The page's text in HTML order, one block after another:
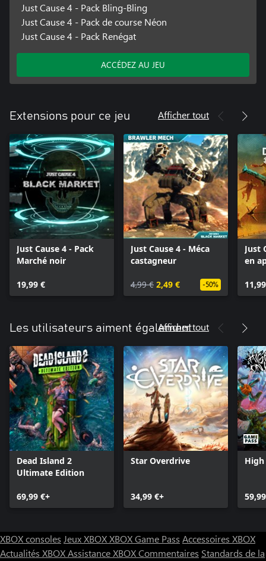
Just Cause 4 - Pack Bling-Bling
Just Cause 4 - Pack de course Néon
Just Cause 4 - Pack Renégat
ACCÉDEZ AU JEU
Extensions pour ce jeu Afficher tout
Just Cause 4 - Pack
Marché noir
19,99 €
Just Cause 4 - Méca
castagneur
4,99 € 2,49 € -50%
Just
en
Les utilisateurs aiment également
Afficher tout
Dead Island 2
Ultimate Edition
69,99 €+
Star Overdrive
34,99 €+
High
XBOX consoles Jeux XBOXXBOX Game Pass Accessoires XBOX
Actualités XBOXAssistance XBOXCommentaires Standards de la